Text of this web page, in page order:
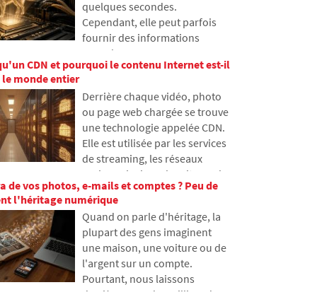
quelques secondes.
Cependant, elle peut parfois
fournir des informations
erronées avec assurance.
Pourquoi cela se produit-il et
? Dans cet article, nous
expliquons comment les
grands modèles de langage
fonctionnent, pourquoi ils
génèrent parfois des réponses
développeurs tentent
progressivement de limiter ce
problème.
CDN et pourquoi le contenu Internet est-il
le monde entier
Derrière chaque vidéo, photo
ou page web chargée se trouve
une technologie appelée CDN.
Elle est utilisée par les services
de streaming, les réseaux
sociaux ainsi que les sites web
ordinaires, mais beaucoup
n'en ont jamais entendu parler.
Dans cet article, nous
expliquerons ce que signifie
cet acronyme, comment il
fonctionne, pourquoi le
contenu Internet est stocké à
de vos photos, e-mails et comptes ? Peu de
l'héritage numérique
Quand on parle d'héritage, la
plupart des gens imaginent
une maison, une voiture ou de
l'argent sur un compte.
Pourtant, nous laissons
derrière nous des milliers de